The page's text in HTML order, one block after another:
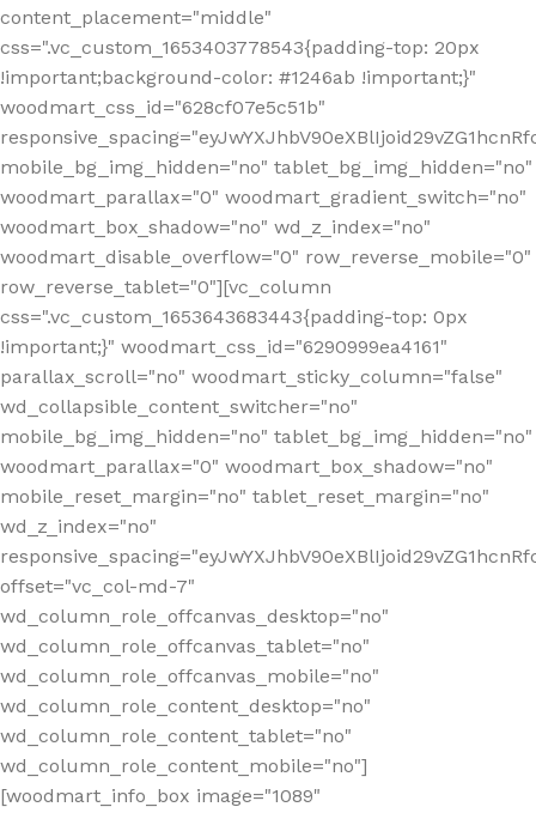
content_placement="middle"
css=".vc_custom_1653403778543{padding-top: 20px
!important;background-color: #1246ab !important;}"
woodmart_css_id="628cf07e5c51b"
mobile_bg_img_hidden="no" tablet_bg_img_hidden="no"
woodmart_parallax="0" woodmart_gradient_switch="no"
woodmart_box_shadow="no" wd_z_index="no"
woodmart_disable_overflow="0" row_reverse_mobile="0"
row_reverse_tablet="0"][vc_column
css=".vc_custom_1653643683443{padding-top: 0px
!important;}" woodmart_css_id="6290999ea4161"
parallax_scroll="no" woodmart_sticky_column="false"
wd_collapsible_content_switcher="no"
mobile_bg_img_hidden="no" tablet_bg_img_hidden="no"
woodmart_parallax="0" woodmart_box_shadow="no"
mobile_reset_margin="no" tablet_reset_margin="no"
wd_z_index="no"
offset="vc_col-md-7"
wd_column_role_offcanvas_desktop="no"
wd_column_role_offcanvas_tablet="no"
wd_column_role_offcanvas_mobile="no"
wd_column_role_content_desktop="no"
wd_column_role_content_tablet="no"
wd_column_role_content_mobile="no"]
[woodmart_info_box image="1089"